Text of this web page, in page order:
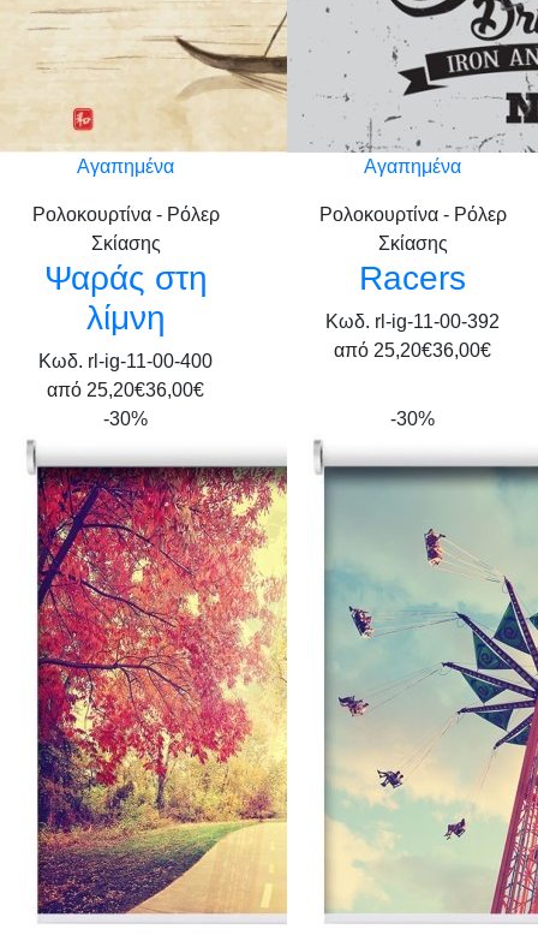
Αγαπημένα
Ρολοκουρτίνα - Ρόλερ
Σκίασης
Ψαράς στη
λίμνη
Κωδ. rl-ig-11-00-400
από 25,20€36,00€
Αγαπημένα
Ρολοκουρτίνα - Ρόλερ
Σκίασης
Racers
Κωδ. rl-ig-11-00-392
από 25,20€36,00€
-30% -30%